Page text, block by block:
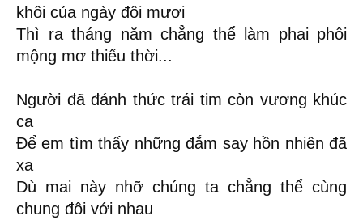
khôi của ngày đôi mươi
Thì ra tháng năm chẳng thể làm phai phôi
mộng mơ thiếu thời...
Người đã đánh thức trái tim còn vương khúc
ca
Để em tìm thấy những đắm say hồn nhiên đã
xa
Dù mai này nhỡ chúng ta chẳng thể cùng
chung đôi với nhau